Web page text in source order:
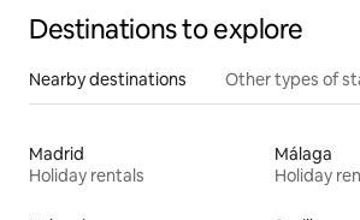
Destinations to explore
Nearby destinations Other types of
Madrid
Holiday rentals
Málaga
Holiday